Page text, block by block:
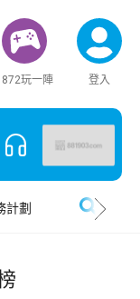
玩一陣 登入
計劃